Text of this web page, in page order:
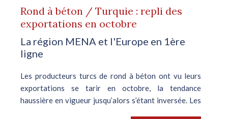
Rond à béton / Turquie : repli des
exportations en octobre
La région MENA et l'Europe en 1ère
ligne
Les producteurs turcs de rond à béton ont vu leurs
exportations se tarir en octobre, la tendance
haussière en vigueur jusqu’alors s’étant inversée. Les